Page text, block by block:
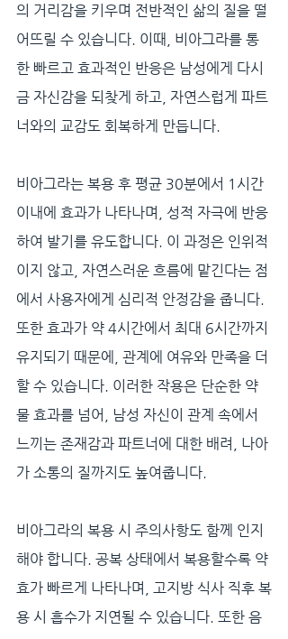
의 거리감을 키우며 전반적인 삶의 질을 떨
어뜨릴 수 있습니다. 이때, 비아그라를 통
한 빠르고 효과적인 반응은 남성에게 다시
금 자신감을 되찾게 하고, 자연스럽게 파트
너와의 교감도 회복하게 만듭니다.
비아그라는 복용 후 평균 30분에서 1시간
이내에 효과가 나타나며, 성적 자극에 반응
하여 발기를 유도합니다. 이 과정은 인위적
이지 않고, 자연스러운 흐름에 맡긴다는 점
에서 사용자에게 심리적 안정감을 줍니다.
또한 효과가 약 4시간에서 최대 6시간까지
유지되기 때문에, 관계에 여유와 만족을 더
할 수 있습니다. 이러한 작용은 단순한 약
물 효과를 넘어, 남성 자신이 관계 속에서
느끼는 존재감과 파트너에 대한 배려, 나아
가 소통의 질까지도 높여줍니다.
비아그라의 복용 시 주의사항도 함께 인지
해야 합니다. 공복 상태에서 복용할수록 약
효가 빠르게 나타나며, 고지방 식사 직후 복
용 시 흡수가 지연될 수 있습니다. 또한 음